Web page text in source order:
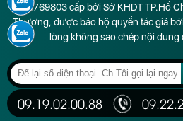
0316769803 cấp bởi Sở KHDT TP.Hồ
Thương, được bảo hộ quyền tác giả
lòng không sao chép nội
09.19.02.00.88